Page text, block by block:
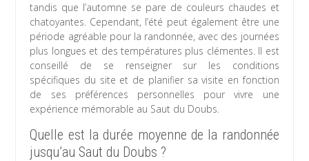
tandis que l’automne se pare de couleurs chaudes et
chatoyantes. Cependant, l’été peut également être une
période agréable pour la randonnée, avec des journées
plus longues et des températures plus clémentes. Il est
conseillé de se renseigner sur les conditions
spécifiques du site et de planifier sa visite en fonction
de ses préférences personnelles pour vivre une
expérience mémorable au Saut du Doubs.
Quelle est la durée moyenne de la randonnée
jusqu’au Saut du Doubs ?